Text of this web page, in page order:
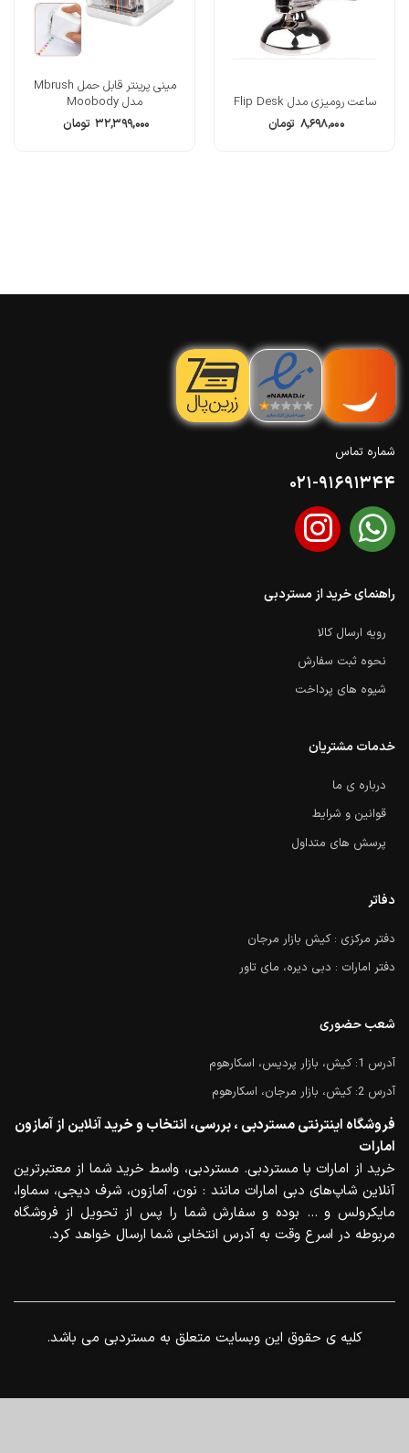
ساعت رومیزی مدل Flip Desk
۸,۶۹۸,۰۰۰ تومان
مینی پرینتر قابل حمل Mbrush
مدل Moobody
۳۲,۳۹۹,۰۰۰ تومان
شماره تماس
021-91691344
راهنمای خرید از مستردبی
رویه ارسال کالا
نحوه ثبت سفارش
شیوه های پرداخت
خدمات مشتریان
درباره ی ما
قوانین و شرایط
پرسش های متداول
دفاتر
دفتر مرکزی : کیش بازار مرجان
دفتر امارات : دبی دیره، مای تاور
شعب حضوری
آدرس 1: کیش، بازار پردیس، اسکارهوم
آدرس 2: کیش، بازار مرجان، اسکارهوم
فروشگاه اینترنتی مستردبی ، بررسی، انتخاب و خرید آنلاین از آمازون
امارات
خرید از امارات با مستردبی. مستردبی، واسط خرید شما از معتبرترین
آنلاین شاپ‌های دبی امارات مانند : نون، آمازون، شرف دیجی، سماوا،
مایکرولس و … بوده و سفارش شما را پس از تحویل از فروشگاه
مربوطه در اسرع وقت به آدرس انتخابی شما ارسال خواهد کرد.
.کلیه ی حقوق این وبسایت متعلق به مستردبی می باشد